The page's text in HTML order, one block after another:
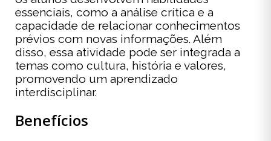
essenciais, como a análise crítica e a
capacidade de relacionar conhecimentos
prévios com novas informações. Além
disso, essa atividade pode ser integrada a
temas como cultura, história e valores,
promovendo um aprendizado
interdisciplinar.
Benefícios